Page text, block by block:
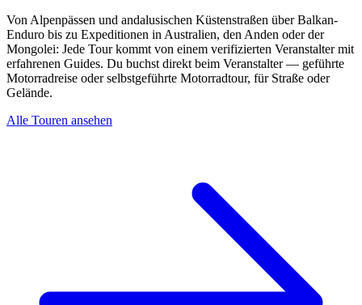
Von Alpenpässen und andalusischen Küstenstraßen über Balkan-
Enduro bis zu Expeditionen in Australien, den Anden oder der
Mongolei: Jede Tour kommt von einem verifizierten Veranstalter mit
erfahrenen Guides. Du buchst direkt beim Veranstalter — geführte
Motorradreise oder selbstgeführte Motorradtour, für Straße oder
Gelände.
Alle Touren ansehen